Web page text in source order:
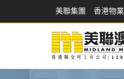
美聯集團 香港物業